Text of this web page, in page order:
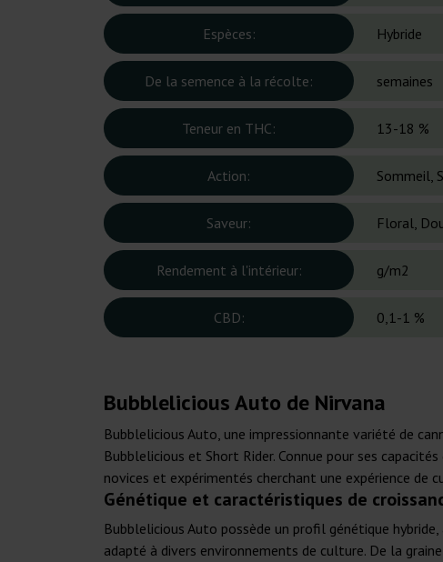
Espèces: Hybride
De la semence à la récolte: semaines
Teneur en THC: 13-18 %
Action: Sommeil,
Saveur: Floral,
Rendement à l'intérieur: g/m2
CBD: 0,1-1 %
Bubblelicious Auto de Nirvana
Bubblelicious Auto, une impressionnante variété de
Bubblelicious et Short Rider. Connue pour ses
novices et expérimentés cherchant une expérience de
Génétique et caractéristiques de
Bubblelicious Auto possède un profil génétique
adapté à divers environnements de culture. De la